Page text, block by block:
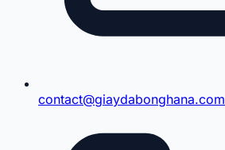
contact@giaydabonghana.com